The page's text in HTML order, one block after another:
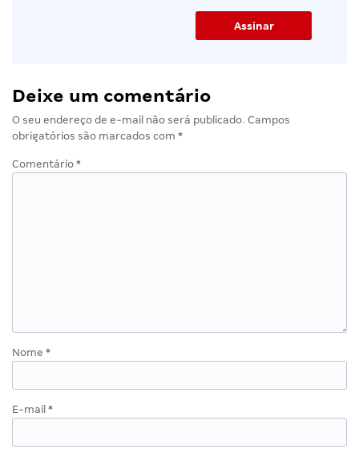
Deixe um comentário
O seu endereço de e-mail não será publicado. Campos
obrigatórios são marcados com *
Comentário *
Nome *
E-mail *